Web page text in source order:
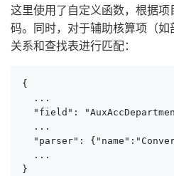
这里使用了自定义函数，根据
码。同时，对于辅助核算项（
关系和查找表进行匹配：
{
  ...
"field":
  ...
"parser":
  ...
}